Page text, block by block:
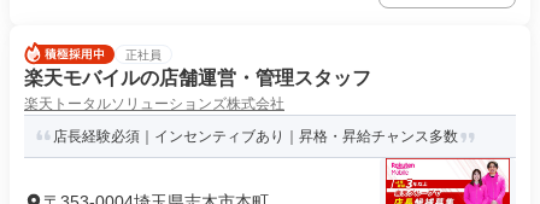
正社員
楽天モバイルの店舗運営・管理スタッフ
楽天トータルソリューションズ株式会社
店長経験必須｜インセンティブあり｜昇格・昇給チャンス多数